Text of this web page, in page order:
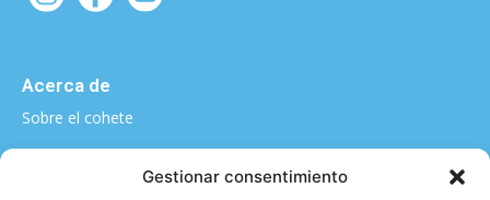
Gestionar consentimiento
Acerca de
Sobre el cohete
¿Quieres contarnos algo?